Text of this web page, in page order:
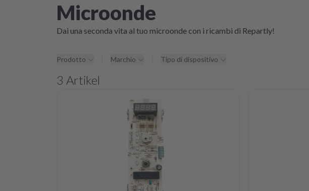
Microonde
Dai una seconda vita al tuo microonde con i ricambi di Repartly!
Prodotto Marchio Tipo di dispositivo
3 Artikel